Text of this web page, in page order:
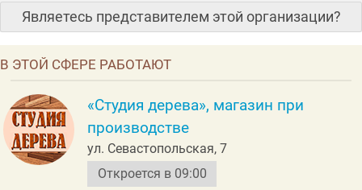
Являетесь представителем этой организации?
В ЭТОЙ СФЕРЕ РАБОТАЮТ
«Студия дерева», магазин при
производстве
ул. Севастопольская, 7
Откроется в 09:00